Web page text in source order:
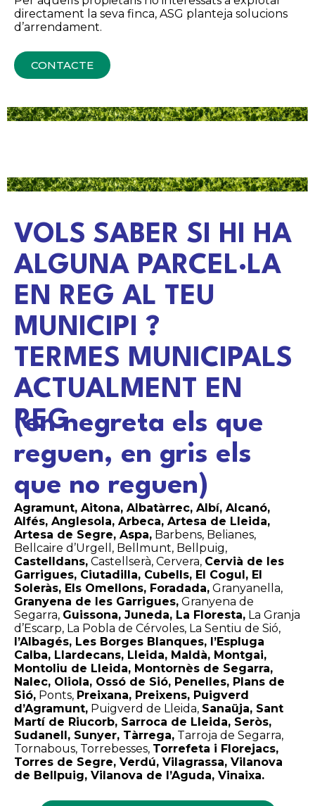
directament la seva finca, ASG planteja solucions
d’arrendament.
CONTACTE
VOLS SABER SI HI HA
ALGUNA PARCEL·LA
EN REG AL TEU
MUNICIPI ?
TERMES MUNICIPALS
ACTUALMENT EN
REG
(en negreta els que
reguen, en gris els
que no reguen)
Agramunt, Aitona, Albatàrrec, Albí, Alcanó,
Alfés, Anglesola, Arbeca, Artesa de Lleida,
Artesa de Segre, Aspa, Barbens, Belianes,
Bellcaire d’Urgell, Bellmunt, Bellpuig,
Castelldans, Castellserà, Cervera, Cervià de les
Garrigues, Ciutadilla, Cubells, El Cogul, El
Soleràs, Els Omellons, Foradada, Granyanella,
Granyena de les Garrigues, Granyena de
Segarra, Guissona, Juneda, La Floresta, La Granja
d’Escarp, La Pobla de Cérvoles, La Sentiu de Sió,
l’Albagés, Les Borges Blanques, l’Espluga
Calba, Llardecans, Lleida, Maldà, Montgai,
Montoliu de Lleida, Montornès de Segarra,
Nalec, Oliola, Ossó de Sió, Penelles, Plans de
Sió, Ponts, Preixana, Preixens, Puigverd
d’Agramunt, Puigverd de Lleida, Sanaüja, Sant
Martí de Riucorb, Sarroca de Lleida, Seròs,
Sudanell, Sunyer, Tàrrega, Tarroja de Segarra,
Tornabous, Torrebesses, Torrefeta i Florejacs,
Torres de Segre, Verdú, Vilagrassa, Vilanova
de Bellpuig, Vilanova de l’Aguda, Vinaixa.